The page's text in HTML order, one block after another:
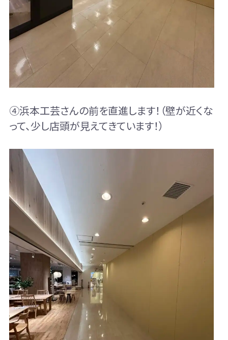
④浜本工芸さんの前を直進します！（壁が近くな
って、少し店頭が見えてきています！）